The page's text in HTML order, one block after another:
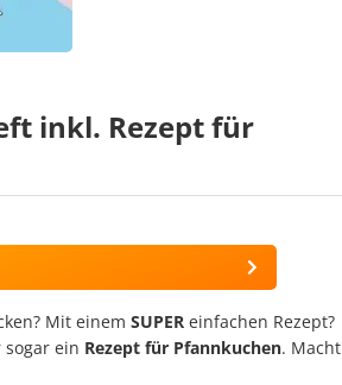
inkl. Rezept für
Mit einem SUPER einfachen Rezept?
ein Rezept für Pfannkuchen. Macht